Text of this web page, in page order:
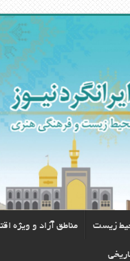
زيست مناطق آزاد و ویژه